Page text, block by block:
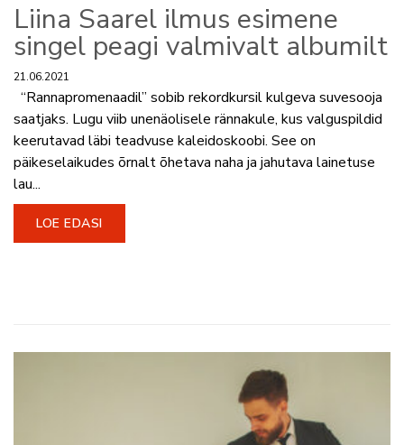
Liina Saarel ilmus esimene
singel peagi valmivalt albumilt
21.06.2021
“Rannapromenaadil” sobib rekordkursil kulgeva suvesooja
saatjaks. Lugu viib unenäolisele rännakule, kus valguspildid
keerutavad läbi teadvuse kaleidoskoobi. See on
päikeselaikudes õrnalt õhetava naha ja jahutava lainetuse
lau...
LOE EDASI